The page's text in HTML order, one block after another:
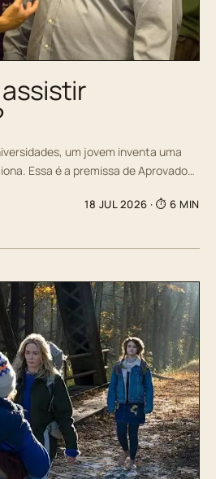
assistir
um jovem inventa uma
Essa é a premissa de Aprovado…
18 JUL 2026 · ⏱ 6 MIN